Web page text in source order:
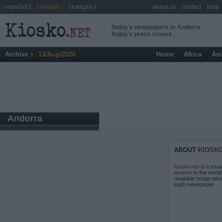
Today's newspapers in Andorra
Today's press covers
Archive 13/Aug/2020 Home Africa
Andorra
ABOUT
Kiosko.net is a
access to the
readable image
each newspaper.
[ español ] [ english ] [ français ] about us contact help